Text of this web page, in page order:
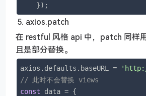
    });
axios.patch
在 restful 风格 api 中，patch 同样
且是部分替换。
axios.defaults.baseURL =
// 此时不会替换 views
const data = {